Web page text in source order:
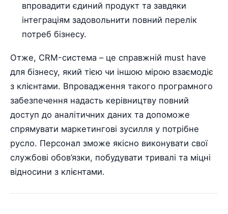
впровадити єдиний продукт та завдяки
інтеграціям задовольнити повний перелік
потреб бізнесу.
Отже, CRM-система – це справжній must have
для бізнесу, який тією чи іншою мірою взаємодіє
з клієнтами. Впровадження такого програмного
забезпечення надасть керівництву повний
доступ до аналітичних даних та допоможе
спрямувати маркетингові зусилля у потрібне
русло. Персонал зможе якісно виконувати свої
службові обов’язки, побудувати тривалі та міцні
відносини з клієнтами.